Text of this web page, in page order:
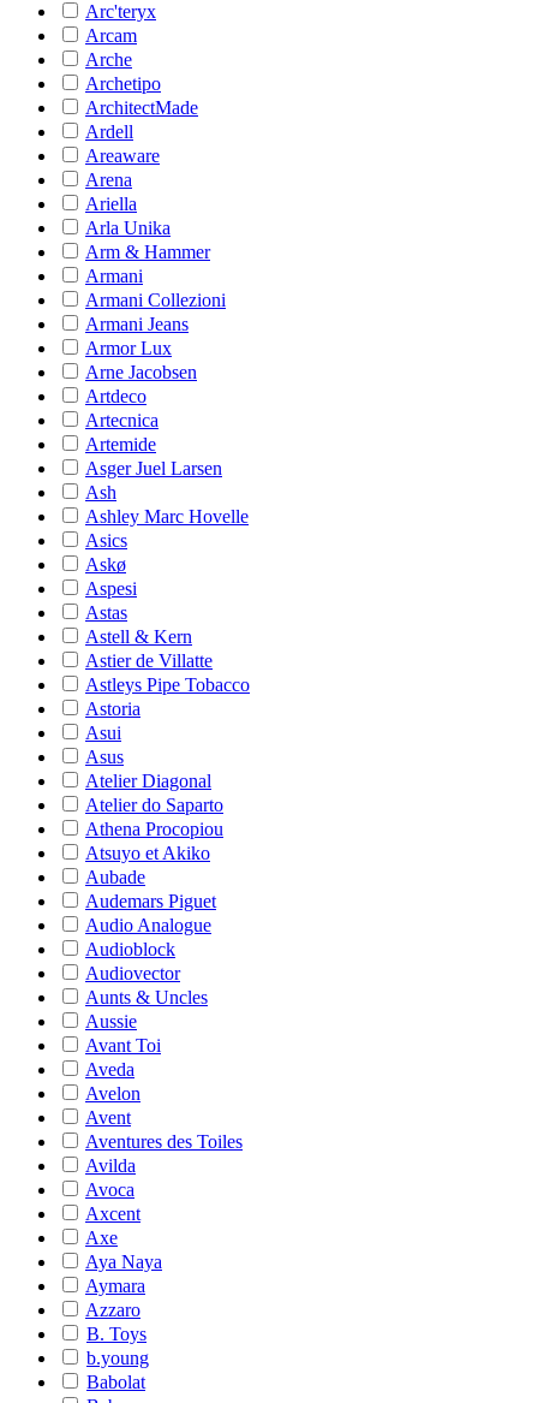
Arc'teryx
Arcam
Arche
Archetipo
ArchitectMade
Ardell
Areaware
Arena
Ariella
Arla Unika
Arm & Hammer
Armani
Armani Collezioni
Armani Jeans
Armor Lux
Arne Jacobsen
Artdeco
Artecnica
Artemide
Asger Juel Larsen
Ash
Ashley Marc Hovelle
Asics
Askø
Aspesi
Astas
Astell & Kern
Astier de Villatte
Astleys Pipe Tobacco
Astoria
Asui
Asus
Atelier Diagonal
Atelier do Saparto
Athena Procopiou
Atsuyo et Akiko
Aubade
Audemars Piguet
Audio Analogue
Audioblock
Audiovector
Aunts & Uncles
Aussie
Avant Toi
Aveda
Avelon
Avent
Aventures des Toiles
Avilda
Avoca
Axcent
Axe
Aya Naya
Aymara
Azzaro
B. Toys
b.young
Babolat